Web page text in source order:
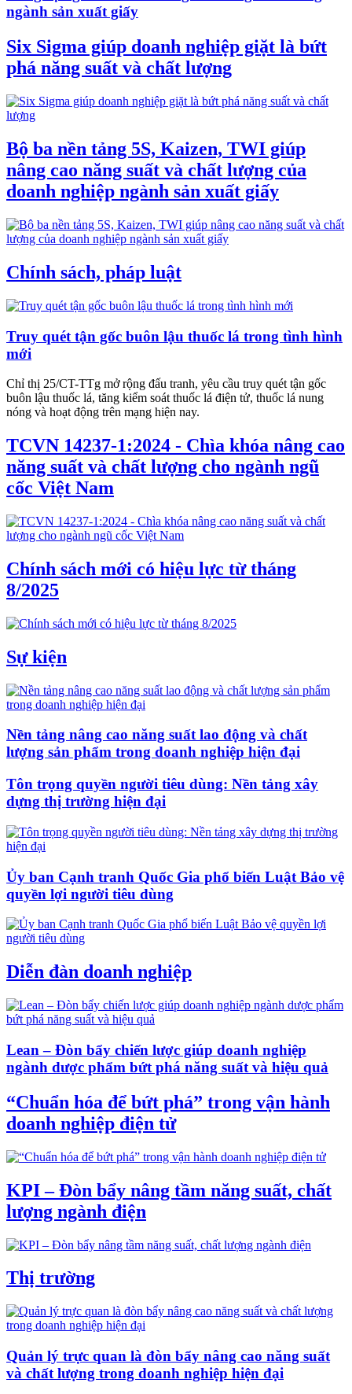
ngành sản xuất giấy
Six Sigma giúp doanh nghiệp giặt là bứt
phá năng suất và chất lượng
Bộ ba nền tảng 5S, Kaizen, TWI giúp
nâng cao năng suất và chất lượng của
doanh nghiệp ngành sản xuất giấy
Chính sách, pháp luật
Truy quét tận gốc buôn lậu thuốc lá trong tình hình
mới
Chỉ thị 25/CT-TTg mở rộng đấu tranh, yêu cầu truy quét tận gốc
buôn lậu thuốc lá, tăng kiểm soát thuốc lá điện tử, thuốc lá nung
nóng và hoạt động trên mạng hiện nay.
TCVN 14237-1:2024 - Chìa khóa nâng cao
năng suất và chất lượng cho ngành ngũ
cốc Việt Nam
Chính sách mới có hiệu lực từ tháng
8/2025
Sự kiện
Nền tảng nâng cao năng suất lao động và chất
lượng sản phẩm trong doanh nghiệp hiện đại
Tôn trọng quyền người tiêu dùng: Nền tảng xây
dựng thị trường hiện đại
Ủy ban Cạnh tranh Quốc Gia phổ biến Luật Bảo vệ
quyền lợi người tiêu dùng
Diễn đàn doanh nghiệp
Lean – Đòn bẩy chiến lược giúp doanh nghiệp
ngành dược phẩm bứt phá năng suất và hiệu quả
“Chuẩn hóa để bứt phá” trong vận hành
doanh nghiệp điện tử
KPI – Đòn bẩy nâng tầm năng suất, chất
lượng ngành điện
Thị trường
Quản lý trực quan là đòn bẩy nâng cao năng suất
và chất lượng trong doanh nghiệp hiện đại